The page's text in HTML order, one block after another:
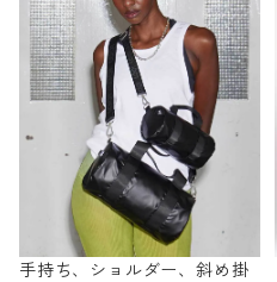
手持ち、ショルダー、斜め掛